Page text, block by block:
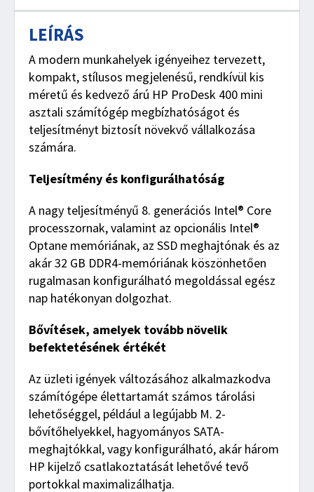
LEÍRÁS
A modern munkahelyek igényeihez tervezett,
kompakt, stílusos megjelenésű, rendkívül kis
méretű és kedvező árú HP ProDesk 400 mini
asztali számítógép megbízhatóságot és
teljesítményt biztosít növekvő vállalkozása
számára.
Teljesítmény és konfigurálhatóság
A nagy teljesítményű 8. generációs Intel® Core
processzornak, valamint az opcionális Intel®
Optane memóriának, az SSD meghajtónak és az
akár 32 GB DDR4-memóriának köszönhetően
rugalmasan konfigurálható megoldással egész
nap hatékonyan dolgozhat.
Bővítések, amelyek tovább növelik
befektetésének értékét
Az üzleti igények változásához alkalmazkodva
számítógépe élettartamát számos tárolási
lehetőséggel, például a legújabb M. 2-
bővítőhelyekkel, hagyományos SATA-
meghajtókkal, vagy konfigurálható, akár három
HP kijelző csatlakoztatását lehetővé tevő
portokkal maximalizálhatja.